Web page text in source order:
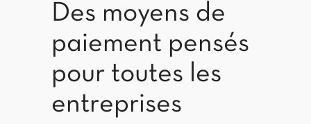
Des moyens de
paiement pensés
pour toutes les
entreprises